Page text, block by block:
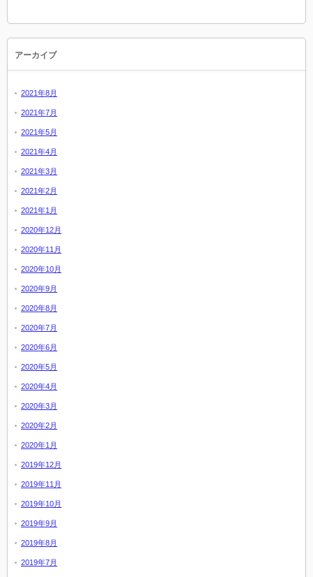
アーカイブ
2021年8月
2021年7月
2021年5月
2021年4月
2021年3月
2021年2月
2021年1月
2020年12月
2020年11月
2020年10月
2020年9月
2020年8月
2020年7月
2020年6月
2020年5月
2020年4月
2020年3月
2020年2月
2020年1月
2019年12月
2019年11月
2019年10月
2019年9月
2019年8月
2019年7月